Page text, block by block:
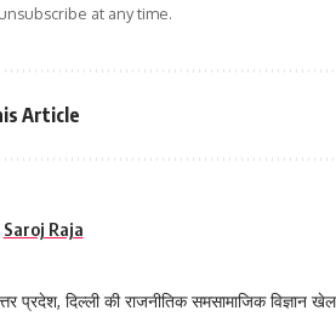
unsubscribe at any time.
Article
Saroj Raja
प्रदेश, दिल्ली की राजनीतिक समसामाजिक